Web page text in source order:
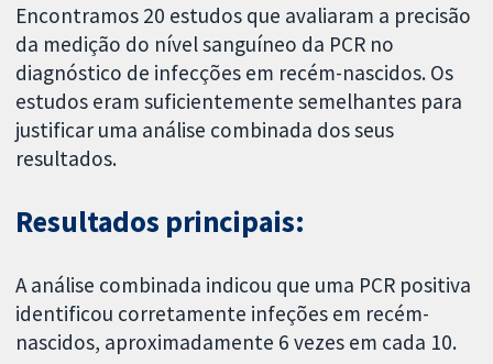
Encontramos 20 estudos que avaliaram a precisão
da medição do nível sanguíneo da PCR no
diagnóstico de infecções em recém-nascidos. Os
estudos eram suficientemente semelhantes para
justificar uma análise combinada dos seus
resultados.
Resultados principais:
A análise combinada indicou que uma PCR positiva
identificou corretamente infeções em recém-
nascidos, aproximadamente 6 vezes em cada 10.